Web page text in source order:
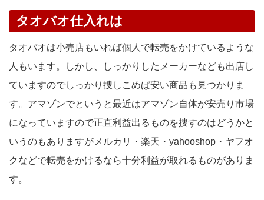
タオバオ仕入れは
タオバオは小売店もいれば個人で転売をかけているような
人もいます。しかし、しっかりしたメーカーなども出店し
ていますのでしっかり捜しこめば安い商品も見つかりま
す。アマゾンでというと最近はアマゾン自体が安売り市場
になっていますので正直利益出るものを捜すのはどうかと
いうのもありますがメルカリ・楽天・yahooshop・ヤフオ
クなどで転売をかけるなら十分利益が取れるものがありま
す。